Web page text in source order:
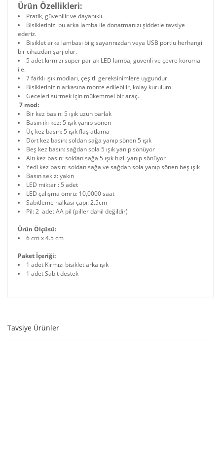
Ürün Özellikleri:
Pratik, güvenilir ve dayanıklı.
Bisikletinizi bu arka lamba ile donatmanızı şiddetle tavsiye
ederiz.
Bisiklet arka lambası bilgisayarınızdan veya USB portlu herhangi
bir cihazdan şarj olur.
5 adet kırmızı süper parlak LED lamba, güvenli ve çevre koruma
ile.
7 farklı ışık modları, çeşitli gereksinimlere uygundur.
Bisikletinizin arkasına monte edilebilir, kolay kurulum.
Geceleri sürmek için mükemmel bir araç.
7 mod:
Bir kez basın: 5 ışık uzun parlak
Basın iki kez: 5 ışık yanıp sönen
Üç kez basın: 5 ışık flaş atlama
Dört kez basın: soldan sağa yanıp sönen 5 ışık
Beş kez basın: sağdan sola 5 ışık yanıp sönüyor
Altı kez basın: soldan sağa 5 ışık hızlı yanıp sönüyor
Yedi kez basın: soldan sağa ve sağdan sola yanıp sönen beş ışık
Basın sekiz: yakın
LED miktarı: 5 adet
LED çalışma ömrü: 10,0000 saat
Sabitleme halkası çapı: 2.5cm
Pil: 2 adet AA pil (piller dahil değildir)
Ürün Ölçüsü:
6 cm x 4.5 cm
Paket İçeriği:
1 adet Kırmızı bisiklet arka ışık
1 adet Sabit destek
Tavsiye Ürünler